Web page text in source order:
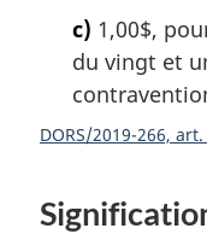
c) 1,00$,
du vingt et
DORS/2019-266, art.